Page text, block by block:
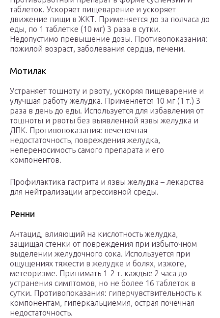
таблеток. Ускоряет пищеварение и ускоряет
движение пищи в ЖКТ. Применяется до за полчаса до
еды, по 1 таблетке (10 мг) 3 раза в сутки.
Недопустимо превышение дозы. Противопоказания:
пожилой возраст, заболевания сердца, печени.
Мотилак
Устраняет тошноту и рвоту, ускоряя пищеварение и
улучшая работу желудка. Применяется 10 мг (1 т.) 3
раза в день до еды. Используется для избавления от
тошноты и рвоты без выявленной язвы желудка и
ДПК. Противопоказания: печеночная
недостаточность, повреждения желудка,
непереносимость самого препарата и его
компонентов.
Профилактика гастрита и язвы желудка – лекарства
для нейтрализации агрессивной среды.
Ренни
Антацид, влияющий на кислотность желудка,
защищая стенки от повреждения при избыточном
выделении желудочного сока. Используется при
ощущениях тяжести в желудке и болях, изжоге,
метеоризме. Принимать 1-2 т. каждые 2 часа до
устранения симптомов, но не более 16 таблеток в
сутки. Противопоказания: гиперчувствительность к
компонентам, гиперкальциемия, острая почечная
недостаточность.